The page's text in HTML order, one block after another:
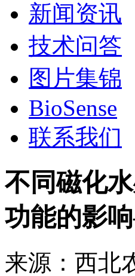
新闻资讯
技术问答
图片集锦
BioSense
联系我们
不同磁化
功能的影
来源： 西北